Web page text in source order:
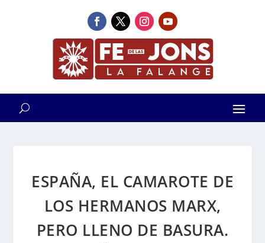
ESPAÑA, EL CAMAROTE DE
LOS HERMANOS MARX,
PERO LLENO DE BASURA.